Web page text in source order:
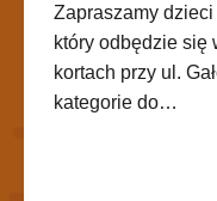
Zapraszamy dzieci
który odbędzie się
kortach przy ul.
kategorie do…